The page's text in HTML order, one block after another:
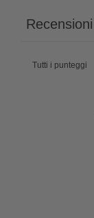
Recensioni